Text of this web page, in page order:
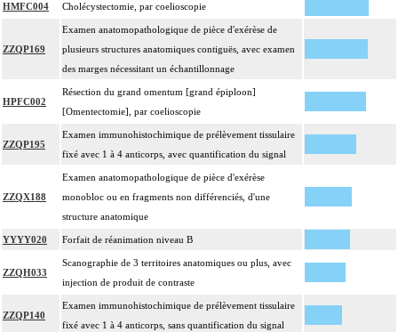
HMFC004 Cholécystectomie, par coelioscopie
ZZQP169
Examen anatomopathologique de pièce d'exérèse de
plusieurs structures anatomiques contiguës, avec examen
des marges nécessitant un échantillonnage
HPFC002
Résection du grand omentum [grand épiploon]
[Omentectomie], par coelioscopie
ZZQP195
Examen immunohistochimique de prélèvement tissulaire
fixé avec 1 à 4 anticorps, avec quantification du signal
ZZQX188
Examen anatomopathologique de pièce d'exérèse
monobloc ou en fragments non différenciés, d'une
structure anatomique
YYYY020 Forfait de réanimation niveau B
ZZQH033
Scanographie de 3 territoires anatomiques ou plus, avec
injection de produit de contraste
ZZQP140
Examen immunohistochimique de prélèvement tissulaire
fixé avec 1 à 4 anticorps, sans quantification du signal